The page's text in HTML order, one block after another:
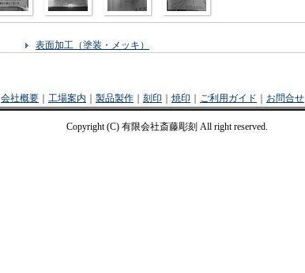
表面加工（塗装・メッキ）
会社概要 工場案内 製品製作 刻印 焼印 ご利用ガイド お問合せ
Copyright (C) 有限会社斎藤彫刻 All right reserved.